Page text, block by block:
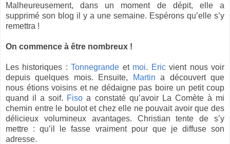
Malheureusement, dans un moment de dépit, elle a
supprimé son blog il y a une semaine. Espérons qu’elle s’y
remettra !
On commence à être nombreux !
Les historiques :Tonnegrande et moi. Ericvient nous voir
depuis quelques mois. Ensuite,
Martin a découvert que
nous étions voisins et ne dédaigne pas boire un petit coup
quand il a soif. Fiso a constaté qu’avoir La Comète à mi
chemin entre le boulot et chez elle ne pouvait avoir que des
délicieux volumineux avantages. Christian tente de s’y
mettre : qu’il le fasse vraiment pour que je diffuse son
adresse.